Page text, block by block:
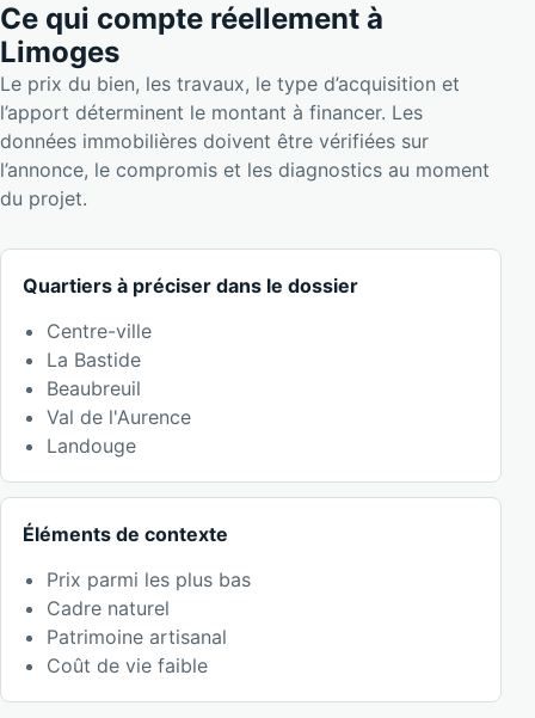
Ce qui compte réellement à
Limoges
Le prix du bien, les travaux, le type d’acquisition et
l’apport déterminent le montant à financer. Les
données immobilières doivent être vérifiées sur
l’annonce, le compromis et les diagnostics au moment
du projet.
Quartiers à préciser dans le dossier
Centre-ville
La Bastide
Beaubreuil
Val de l'Aurence
Landouge
Éléments de contexte
Prix parmi les plus bas
Cadre naturel
Patrimoine artisanal
Coût de vie faible